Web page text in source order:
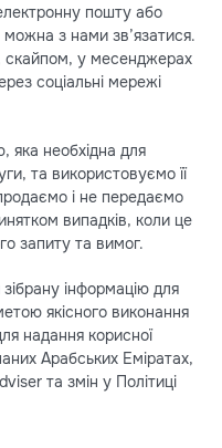
пошту або
з нами зв’язатися.
у месенджерах
соціальні мережі
яка необхідна для
та використовуємо її
і не передаємо
випадків, коли це
запиту та вимог.
інформацію для
якісного виконання
надання корисної
Арабських Еміратах,
та змін у Політиці